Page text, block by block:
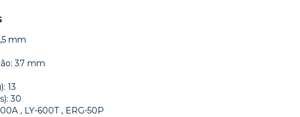
mm
37 mm
13
30
, LY-600T , ERG-50P